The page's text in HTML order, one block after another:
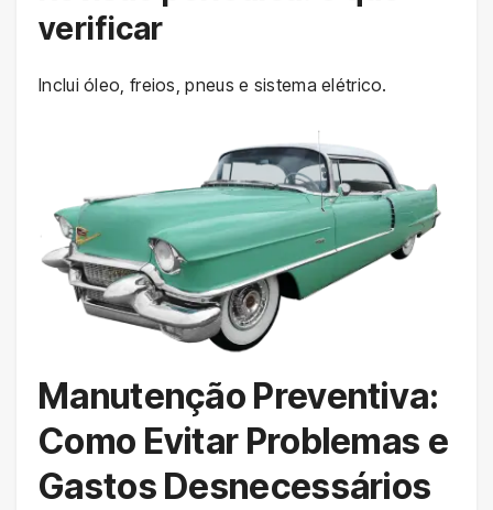
verificar
Inclui óleo, freios, pneus e sistema elétrico.
Manutenção Preventiva:
Como Evitar Problemas e
Gastos Desnecessários